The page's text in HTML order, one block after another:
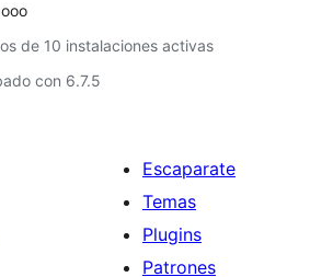
de 10 instalaciones activas
con 6.7.5
Escaparate
Temas
Plugins
Patrones